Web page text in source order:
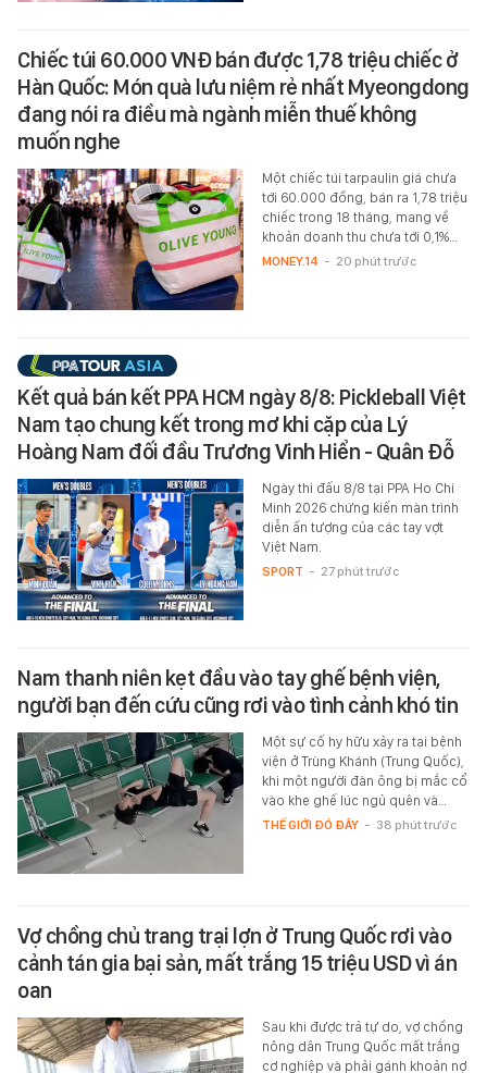
Chiếc túi 60.000 VNĐ bán được 1,78 triệu chiếc ở
Hàn Quốc: Món quà lưu niệm rẻ nhất Myeongdong
đang nói ra điều mà ngành miễn thuế không
muốn nghe
Một chiếc túi tarpaulin giá chưa
tới 60.000 đồng, bán ra 1,78 triệu
chiếc trong 18 tháng, mang về
khoản doanh thu chưa tới 0,1%…
MONEY.14 - 20 phút trước
Kết quả bán kết PPA HCM ngày 8/8: Pickleball Việt
Nam tạo chung kết trong mơ khi cặp của Lý
Hoàng Nam đối đầu Trương Vinh Hiển - Quân Đỗ
Ngày thi đấu 8/8 tại PPA Ho Chi
Minh 2026 chứng kiến màn trình
diễn ấn tượng của các tay vợt
Việt Nam.
SPORT - 27 phút trước
Nam thanh niên kẹt đầu vào tay ghế bệnh viện,
người bạn đến cứu cũng rơi vào tình cảnh khó tin
Một sự cố hy hữu xảy ra tại bệnh
viện ở Trùng Khánh (Trung Quốc),
khi một người đàn ông bị mắc cổ
vào khe ghế lúc ngủ quên và…
THẾ GIỚI ĐÓ ĐÂY - 38 phút trước
Vợ chồng chủ trang trại lợn ở Trung Quốc rơi vào
cảnh tán gia bại sản, mất trắng 15 triệu USD vì án
oan
Sau khi được trả tự do, vợ chồng
nông dân Trung Quốc mất trắng
cơ nghiệp và phải gánh khoản nợ